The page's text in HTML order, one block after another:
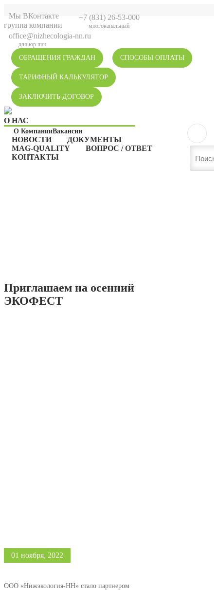
Мы ВКонтакте
группа компании
+7 (831) 26-53-000
многоканальный
office@nizhecologia-nn.ru
для юр.лиц
ОБРАЩЕНИЯ ГРАЖДАН СПОСОБЫ ОПЛАТЫ
ТАРИФНЫЙ КАЛЬКУЛЯТОР
ЗАКЛЮЧИТЬ ДОГОВОР
О НАС
О КомпанииВакансии
НОВОСТИ
ДОКУМЕНТЫ
MAG-QUALITY
ВОПРОС / ОТВЕТ
КОНТАКТЫ
Приглашаем на осенний
ЭКОФЕСТ
01 ноября, 2022
ООО «Нижэкология-НН» стало партнером